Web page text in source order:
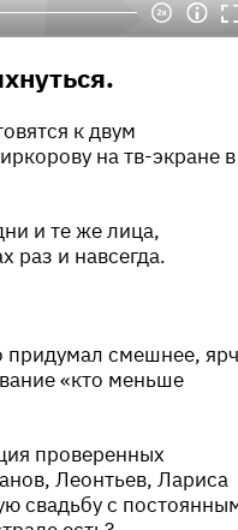
к двум
на тв-экране в
и те же лица,
раз и навсегда.
придумал смешнее,
«кто меньше
проверенных
Леонтьев, Лариса
свадьбу с